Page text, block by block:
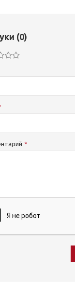
(0)